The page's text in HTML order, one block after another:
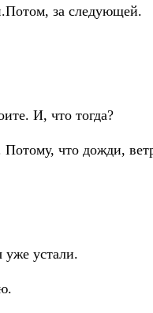
за следующей.
И, что тогда?
что дожди,
устали.